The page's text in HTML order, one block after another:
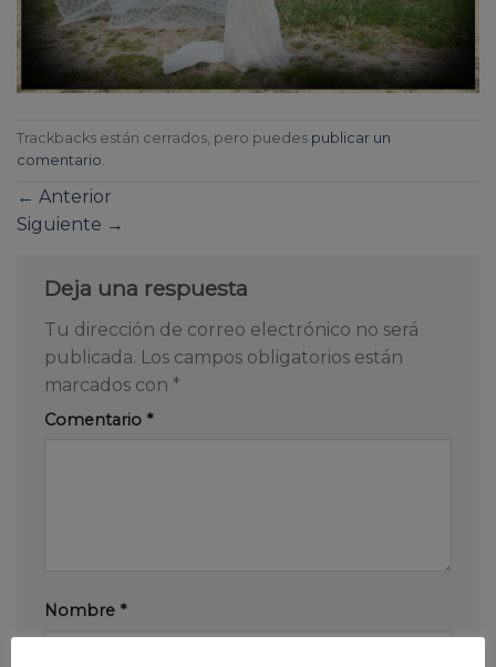
Trackbacks están cerrados, pero puedes publicar un
comentario.
← Anterior
Siguiente →
Deja una respuesta
Tu dirección de correo electrónico no será
publicada. Los campos obligatorios están
marcados con *
Comentario *
Nombre *